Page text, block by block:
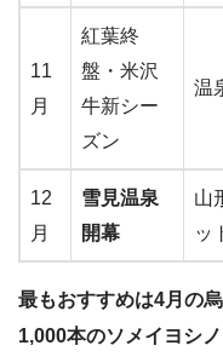
11
月
紅葉終
盤・米沢
牛新シー
ズン
温
12
月
雪見温泉
開幕
山
ッ
最もおすすめは4月の
1,000本のソメイヨシ